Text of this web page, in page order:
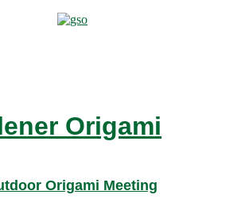
Origami
Origami Meeting